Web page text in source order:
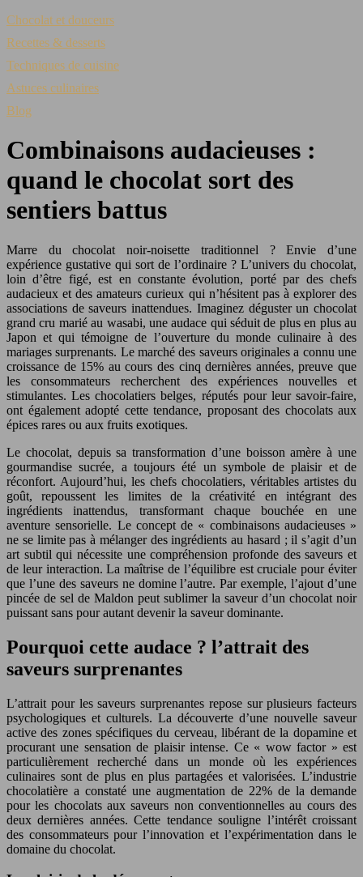
Chocolat et douceurs
Recettes & desserts
Techniques de cuisine
Astuces culinaires
Blog
Combinaisons audacieuses :
quand le chocolat sort des
sentiers battus
Marre du chocolat noir-noisette traditionnel ? Envie d’une
expérience gustative qui sort de l’ordinaire ? L’univers du chocolat,
loin d’être figé, est en constante évolution, porté par des chefs
audacieux et des amateurs curieux qui n’hésitent pas à explorer des
associations de saveurs inattendues. Imaginez déguster un chocolat
grand cru marié au wasabi, une audace qui séduit de plus en plus au
Japon et qui témoigne de l’ouverture du monde culinaire à des
mariages surprenants. Le marché des saveurs originales a connu une
croissance de 15% au cours des cinq dernières années, preuve que
les consommateurs recherchent des expériences nouvelles et
stimulantes. Les chocolatiers belges, réputés pour leur savoir-faire,
ont également adopté cette tendance, proposant des chocolats aux
épices rares ou aux fruits exotiques.
Le chocolat, depuis sa transformation d’une boisson amère à une
gourmandise sucrée, a toujours été un symbole de plaisir et de
réconfort. Aujourd’hui, les chefs chocolatiers, véritables artistes du
goût, repoussent les limites de la créativité en intégrant des
ingrédients inattendus, transformant chaque bouchée en une
aventure sensorielle. Le concept de « combinaisons audacieuses »
ne se limite pas à mélanger des ingrédients au hasard ; il s’agit d’un
art subtil qui nécessite une compréhension profonde des saveurs et
de leur interaction. La maîtrise de l’équilibre est cruciale pour éviter
que l’une des saveurs ne domine l’autre. Par exemple, l’ajout d’une
pincée de sel de Maldon peut sublimer la saveur d’un chocolat noir
puissant sans pour autant devenir la saveur dominante.
Pourquoi cette audace ? l’attrait des
saveurs surprenantes
L’attrait pour les saveurs surprenantes repose sur plusieurs facteurs
psychologiques et culturels. La découverte d’une nouvelle saveur
active des zones spécifiques du cerveau, libérant de la dopamine et
procurant une sensation de plaisir intense. Ce « wow factor » est
particulièrement recherché dans un monde où les expériences
culinaires sont de plus en plus partagées et valorisées. L’industrie
chocolatière a constaté une augmentation de 22% de la demande
pour les chocolats aux saveurs non conventionnelles au cours des
deux dernières années. Cette tendance souligne l’intérêt croissant
des consommateurs pour l’innovation et l’expérimentation dans le
domaine du chocolat.